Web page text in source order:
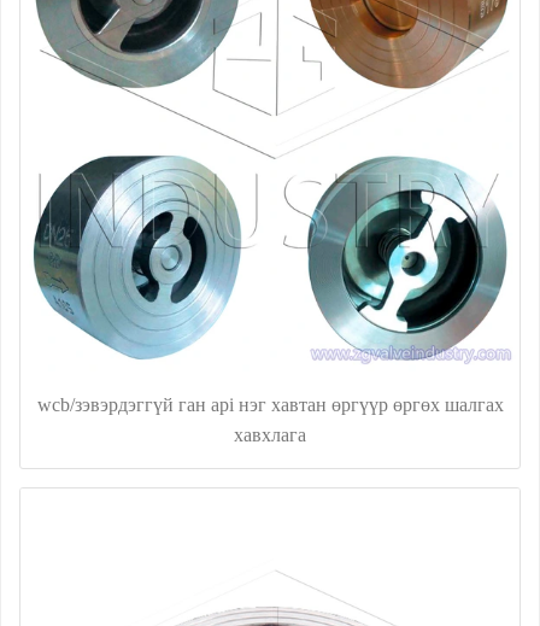
wcb/зэвэрдэггүй ган api нэг хавтан өргүүр өргөх шалгах
хавхлага